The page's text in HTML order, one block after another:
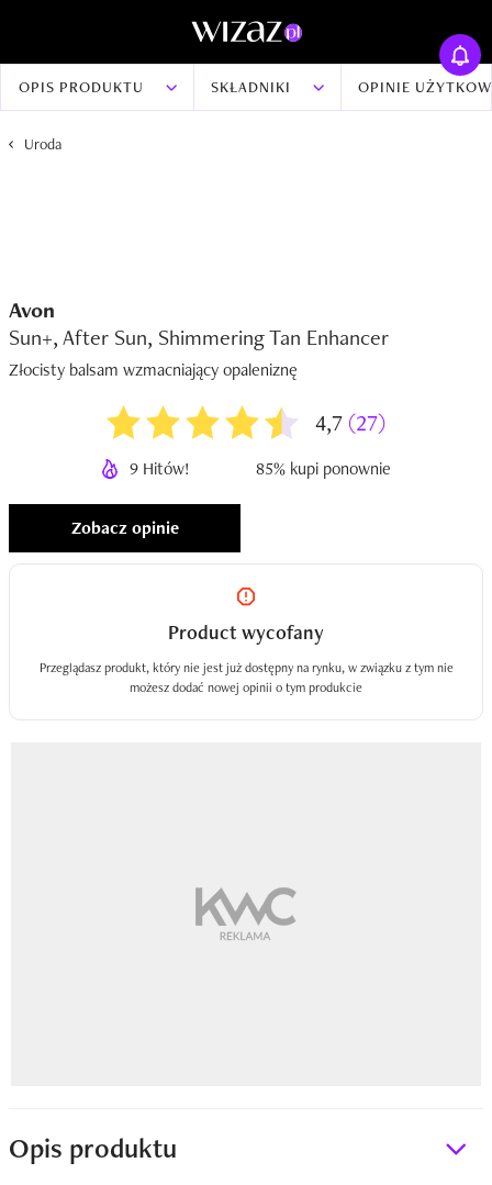
OPIS PRODUKTU SKŁADNIKI OPINIE
Uroda
Avon
Sun+, After Sun, Shimmering Tan Enhancer
Złocisty balsam wzmacniający opaleniznę
4,7 (27)
9 Hitów! 85% kupi ponownie
Zobacz opinie
Product wycofany
Przeglądasz produkt, który nie jest już dostępny na rynku, w związku z tym nie
możesz dodać nowej opinii o tym produkcie
Opis produktu